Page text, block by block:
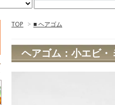
TOP > ■ ヘアゴム
ヘアゴム：小エビ・